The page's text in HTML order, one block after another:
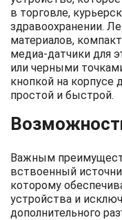
в торговле,
здравоохранении.
материалов,
медиа-датчики для
или черными
кнопкой на корпусе
простой и быстрой.
Важным
вствоенный
которому
устройства и
дополнительного